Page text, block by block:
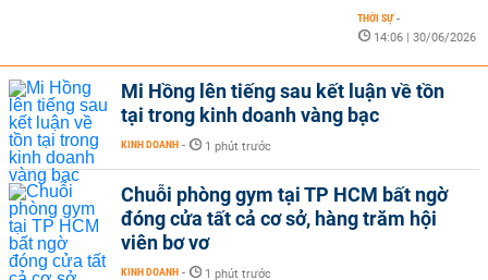
THỜI SỰ -
14:06 | 30/06/2026
Mi Hồng lên tiếng sau kết luận về tồn
tại trong kinh doanh vàng bạc
KINH DOANH - 1 phút trước
Chuỗi phòng gym tại TP HCM bất ngờ
đóng cửa tất cả cơ sở, hàng trăm hội
viên bơ vơ
KINH DOANH - 1 phút trước